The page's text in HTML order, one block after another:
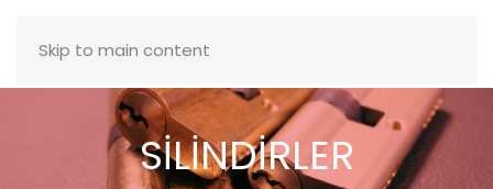
Skip to main content
SİLİNDİRLER